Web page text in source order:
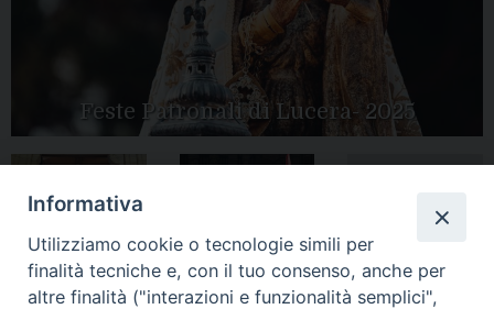
Feste Patronali di Lucera- 2025
Apertura Anno
Giubilare 2025
Mariae in Diocesi
Tutte le gallery
Informativa
Utilizziamo cookie o tecnologie simili per
finalità tecniche e, con il tuo consenso, anche per
altre finalità ("interazioni e funzionalità semplici",